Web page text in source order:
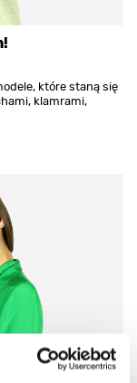
które staną się
klamrami,